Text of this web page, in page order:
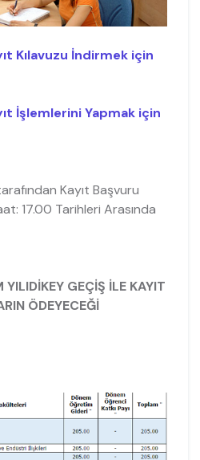
Kılavuzu İndirmek için
İşlemlerini Yapmak için
Kayıt Başvuru
17.00 Tarihleri Arasında
GEÇİŞ İLE KAYIT
ÖDEYECEĞİ